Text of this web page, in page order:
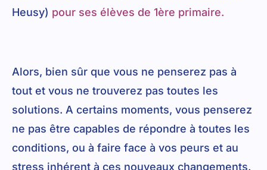
Heusy) pour ses élèves de 1ère primaire.
Alors, bien sûr que vous ne penserez pas à
tout et vous ne trouverez pas toutes les
solutions. A certains moments, vous penserez
ne pas être capables de répondre à toutes les
conditions, ou à faire face à vos peurs et au
stress inhérent à ces nouveaux changements.